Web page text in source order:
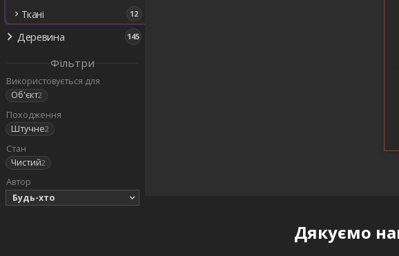
Ткані 12
Деревина 145
Фільтри
Використовується для
Об'єкт2
Походження
Штучне2
Стан
Чистий2
Автор
Будь-хто
Дякуємо